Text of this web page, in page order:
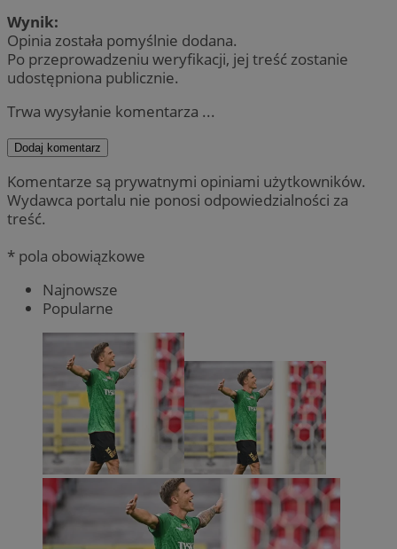
Wynik:
Opinia została pomyślnie dodana.
Po przeprowadzeniu weryfikacji, jej treść zostanie
udostępniona publicznie.
Trwa wysyłanie komentarza ...
Dodaj komentarz
Komentarze są prywatnymi opiniami użytkowników.
Wydawca portalu nie ponosi odpowiedzialności za
treść.
* pola obowiązkowe
Najnowsze
Popularne